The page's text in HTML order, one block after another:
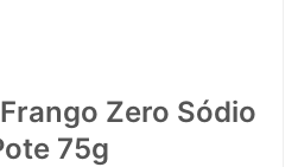
Zero Sódio
75g